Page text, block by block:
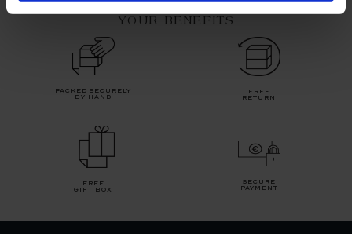
YOUR BENEFITS
packed securely
by hand
free
return
free
gift box
secure
payment